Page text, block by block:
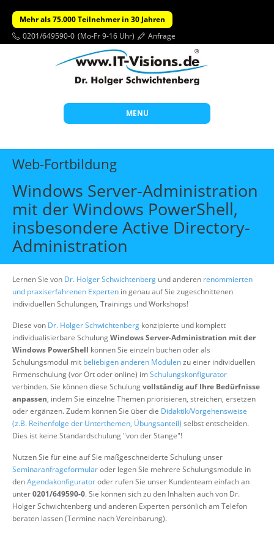
Mehr als 75.000 Teilnehmer in 30 Jahren
0201/649590-0 (Mo-Fr 9-16 Uhr) Anfrage
MENU
Start
Themen
Beratung
Individuelle Schulungen
Offene Seminare
Über uns
Suche
Web-Fortbildung
Windows Server-Administration
mit der Windows PowerShell,
insbesondere Active Directory-
Administration
Lernen Sie von Dr. Holger Schwichtenberg und anderen renommierten
und praxiserfahrenen Experten in genau auf Sie zugeschnittenen
individuellen Schulungen, Trainings und Workshops!
Diese von Dr. Holger Schwichtenberg konzipierte und komplett
individualisierbare SchulungWindows Server-Administration mit der
Windows PowerShell können Sie einzeln buchen oder als
Schulungsmodul mit beliebigen anderen Modulenzu einer individuellen
Firmenschulung (vor Ort oder online) imSchulungskonfigurator
verbinden. Sie können diese Schulungvollständig auf Ihre Bedürfnisse
anpassen, indem Sie einzelne Themen priorisieren, streichen, ersetzen
oder ergänzen. Zudem können Sie über die Didaktik/Vorgehensweise
(z.B. Reihenfolge der Unterthemen, Übungsanteil) selbst entscheiden.
Dies ist keine Standardschulung "von der Stange"!
Nutzen Sie für eine auf Sie maßgeschneiderte Schulung unser
Seminaranfrageformularoder legen Sie mehrere Schulungsmodule in
denAgendakonfiguratoroder rufen Sie unser Kundenteam einfach an
unter0201/649590-0. Sie können sich zu den Inhalten auch von Dr.
Holger Schwichtenberg und anderen Experten persönlich am Telefon
beraten lassen (Termine nach Vereinbarung).